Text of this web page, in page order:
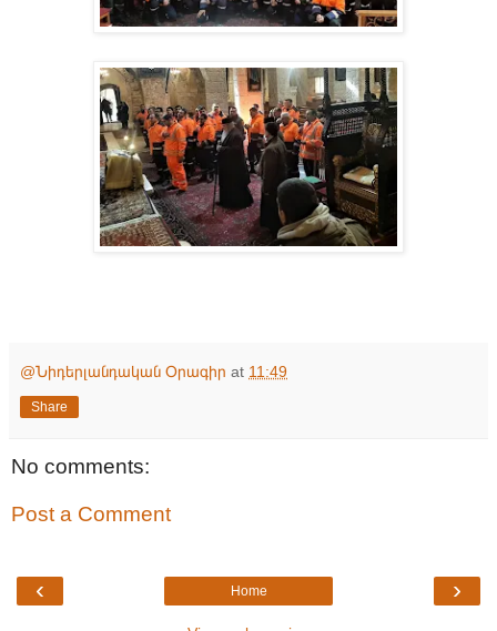
@Նիդերլանդական Օրագիր at 11:49
Share
No comments:
Post a Comment
‹ ›
Home